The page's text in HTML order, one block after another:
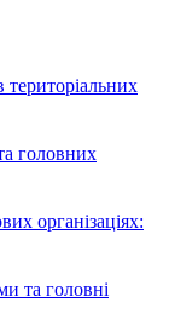
територіальних
головних
організаціях:
та головні